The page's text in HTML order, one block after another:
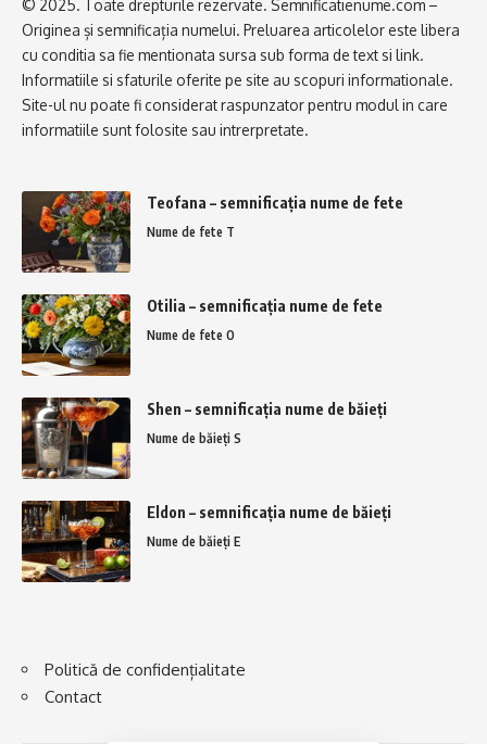
© 2025. Toate drepturile rezervate. Semnificatienume.com –
Originea și semnificația numelui. Preluarea articolelor este libera
cu conditia sa fie mentionata sursa sub forma de text si link.
Informatiile si sfaturile oferite pe site au scopuri informationale.
Site-ul nu poate fi considerat raspunzator pentru modul in care
informatiile sunt folosite sau intrerpretate.
Teofana – semnificația nume de fete
Nume de fete T
Otilia – semnificația nume de fete
Nume de fete O
Shen – semnificația nume de băieți
Nume de băieți S
Eldon – semnificația nume de băieți
Nume de băieți E
Politică de confidențialitate
Contact